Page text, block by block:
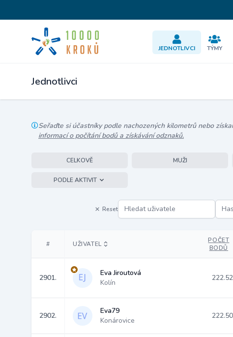
JEDNOTLIVCI TÝMY
Jednotlivci
Seřaďte si účastníky podle nachozených kilometrů nebo
informací o počítání bodů a získávání odznaků.
CELKOVĚ MUŽI
PODLE AKTIVIT
Reset
# UŽIVATEL
POČET
BODŮ
2901.
Eva Jiroutová
Kolín
222.52
2902.
Eva79
Konárovice
222.50